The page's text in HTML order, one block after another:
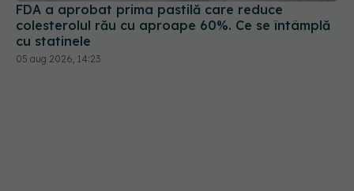
FDA a aprobat prima pastilă care reduce
colesterolul rău cu aproape 60%. Ce se întâmplă
cu statinele
05 aug 2026, 14:23